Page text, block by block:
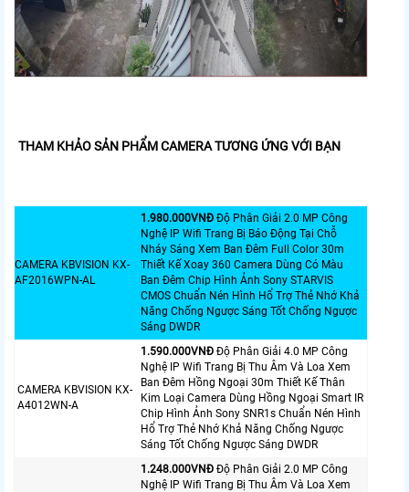
THAM KHẢO SẢN PHẨM CAMERA TƯƠNG ỨNG VỚI BẠN
CAMERA KBVISION KX-
AF2016WPN-AL
1.980.000VNÐ Độ Phân Giải 2.0 MP Công
Nghệ IP Wifi Trang Bị Báo Động Tại Chỗ
Nháy Sáng Xem Ban Đêm Full Color 30m
Thiết Kế Xoay 360 Camera Dùng Có Màu
Ban Đêm Chip Hình Ảnh Sony STARVIS
CMOS Chuẩn Nén Hình Hổ Trợ Thẻ Nhớ Khả
Năng Chống Ngược Sáng Tốt Chống Ngược
Sáng DWDR
CAMERA KBVISION KX-
A4012WN-A
1.590.000VNÐ Độ Phân Giải 4.0 MP Công
Nghệ IP Wifi Trang Bị Thu Âm Và Loa Xem
Ban Đêm Hồng Ngoại 30m Thiết Kế Thân
Kim Loại Camera Dùng Hồng Ngoại Smart IR
Chip Hình Ảnh Sony SNR1s Chuẩn Nén Hình
Hổ Trợ Thẻ Nhớ Khả Năng Chống Ngược
Sáng Tốt Chống Ngược Sáng DWDR
1.248.000VNÐ Độ Phân Giải 2.0 MP Công
Nghệ IP Wifi Trang Bị Thu Âm Và Loa Xem